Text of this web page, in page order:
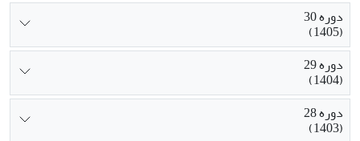
دوره 30
(1405)
دوره 29
(1404)
دوره 28
(1403)